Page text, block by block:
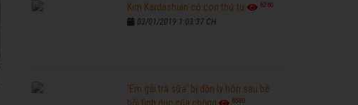
Kim Kardashian có con thứ tư 6260
03/01/2019 1:03:37 CH
'Em gái trà sữa' bị đồn ly hôn sau bê
6580